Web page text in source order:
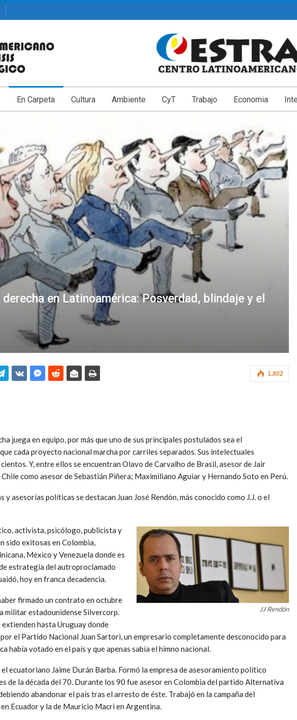
En Carpeta Cultura Ambiente CyT Trabajo Economia
en Latinoamérica: Posverdad, blindaje y el
1.802
juega en equipo, por más que uno de sus principales postulados sea el
cada proyecto nacional marcha por carriles separados. Sus intelectuales
Y, entre ellos se encuentran Olavo de Carvalho de Brasil, asesor de Jair
como asesor de Sebastián Piñera; Maximiliano Aguiar y Hernando Soto en Perú.
y asesorías políticas se destacan Juan José Rendón, más conocido como J.J. o el
JJ Rendón
activista, psicólogo, publicista y
sido exitosas en Colombia,
México y Venezuela donde es
estrategia del autroproclamado
hoy en franca decadencia.
firmado un contrato en octubre
militar estadounidense Silvercorp.
extienden hasta Uruguay donde
el Partido Nacional Juan Sartori, un empresario completamente desconocido para
había votado en el país y que apenas sabía el himno nacional.
ecuatoriano Jaime Durán Barba. Formó la empresa de asesoramiento político
de la década del 70. Durante los 90 fue asesor en Colombia del partido Alternativa
abandonar el país tras el arresto de éste. Trabajó en la campaña del
Ecuador y la de Mauricio Macri en Argentina.